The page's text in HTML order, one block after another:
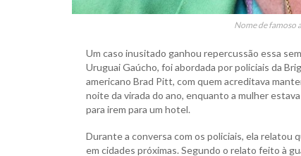
Nome de famoso
Um caso inusitado ganhou repercussão essa
Uruguai Gaúcho, foi abordada por policiais da
americano Brad Pitt, com quem acreditava
noite da virada do ano, enquanto a mulher
para irem para um hotel.
Durante a conversa com os policiais, ela relatou
em cidades próximas. Segundo o relato feito à